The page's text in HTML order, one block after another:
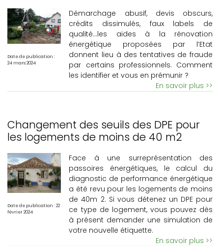
Date de publication :
24 mars 2024
Démarchage abusif, devis obscurs,
crédits dissimulés, faux labels de
qualité…les aides à la rénovation
énergétique proposées par l’Etat
donnent lieu à des tentatives de fraude
par certains professionnels. Comment
les identifier et vous en prémunir ?
En savoir plus >>
Changement des seuils des DPE pour
les logements de moins de 40 m2
Date de publication : 22
février 2024
Face à une surreprésentation des
passoires énergétiques, le calcul du
diagnostic de performance énergétique
a été revu pour les logements de moins
de 40m 2. Si vous détenez un DPE pour
ce type de logement, vous pouvez dès
à présent demander une simulation de
votre nouvelle étiquette.
En savoir plus >>